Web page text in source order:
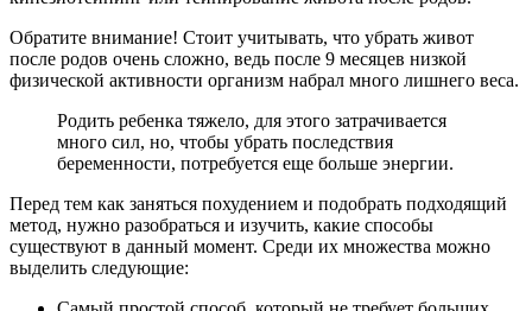
Обратите внимание! Стоит учитывать, что убрать живот
после родов очень сложно, ведь после 9 месяцев низкой
физической активности организм набрал много лишнего веса.
Родить ребенка тяжело, для этого затрачивается
много сил, но, чтобы убрать последствия
беременности, потребуется еще больше энергии.
Перед тем как заняться похудением и подобрать подходящий
метод, нужно разобраться и изучить, какие способы
существуют в данный момент. Среди их множества можно
выделить следующие: